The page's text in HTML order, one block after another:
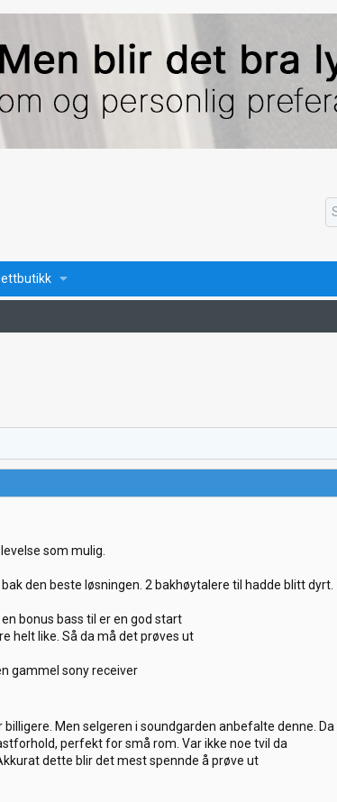
som mulig.
den beste løsningen. 2 bakhøytalere til hadde blitt dyrt.
bonus bass til er en god start
helt like. Så da må det prøves ut
gammel sony receiver
Men selgeren i soundgarden anbefalte denne.
perfekt for små rom. Var ikke noe tvil da
dette blir det mest spennde å prøve ut